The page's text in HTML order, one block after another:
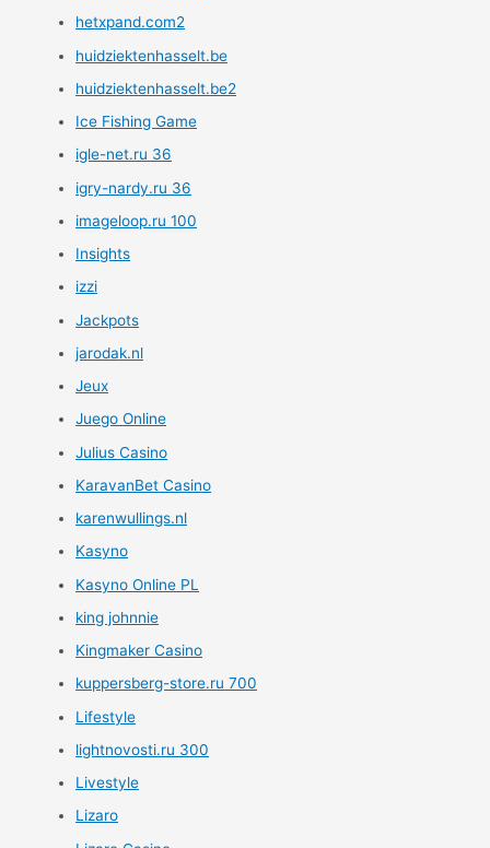
hetxpand.com2
huidziektenhasselt.be
huidziektenhasselt.be2
Ice Fishing Game
igle-net.ru 36
igry-nardy.ru 36
imageloop.ru 100
Insights
izzi
Jackpots
jarodak.nl
Jeux
Juego Online
Julius Casino
KaravanBet Casino
karenwullings.nl
Kasyno
Kasyno Online PL
king johnnie
Kingmaker Casino
kuppersberg-store.ru 700
Lifestyle
lightnovosti.ru 300
Livestyle
Lizaro